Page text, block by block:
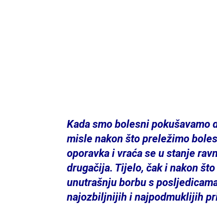
Kada smo bolesni pokušavamo
misle nakon što preležimo
oporavka i vraća se u stanje
drugačija. Tijelo, čak i nakon
unutrašnju borbu s
najozbiljnijih i najpodmuklijih